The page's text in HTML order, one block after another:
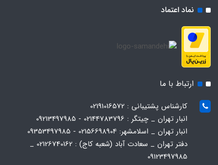
نماد اعتماد
ارتباط با ما
کارشناس پشتیبانی : 02191016572
انبار تهران _ چیتگر : 02144783796 - 09213497985
انبار تهران _ اسلامشهر: 02156698904 - 09353497985
دفتر تهران _ سعادت آباد (شعبه کاج) : 02126740162 _
09123497985